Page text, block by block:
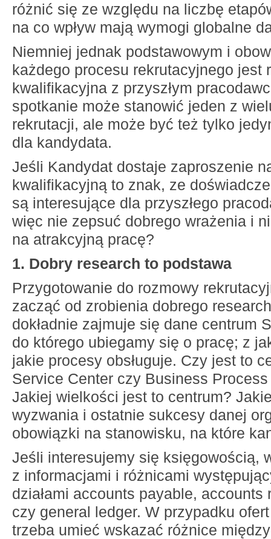
różnić się ze względu na liczbę
na co wpływ mają wymogi globalne
Niemniej jednak podstawowym i
każdego procesu rekrutacyjnego jest
kwalifikacyjna z przyszłym
spotkanie może stanowić jeden z
rekrutacji, ale może być też tylko
dla kandydata.
Jeśli Kandydat dostaje zaproszenie
kwalifikacyjną to znak, ze
są interesujące dla przyszłego
więc nie zepsuć dobrego wrażenia i
na atrakcyjną pracę?
1. Dobry research to podstawa
Przygotowanie do rozmowy
zacząć od zrobienia dobrego
dokładnie zajmuje się dane centrum
do którego ubiegamy się o pracę; z
jakie procesy obsługuje. Czy jest to
Service Center czy Business
Jakiej wielkości jest to centrum?
wyzwania i ostatnie sukcesy danej
obowiązki na stanowisku, na które
Jeśli interesujemy się księgowością,
z informacjami i różnicami
działami accounts payable, accounts
czy general ledger. W przypadku
trzeba umieć wskazać różnice między